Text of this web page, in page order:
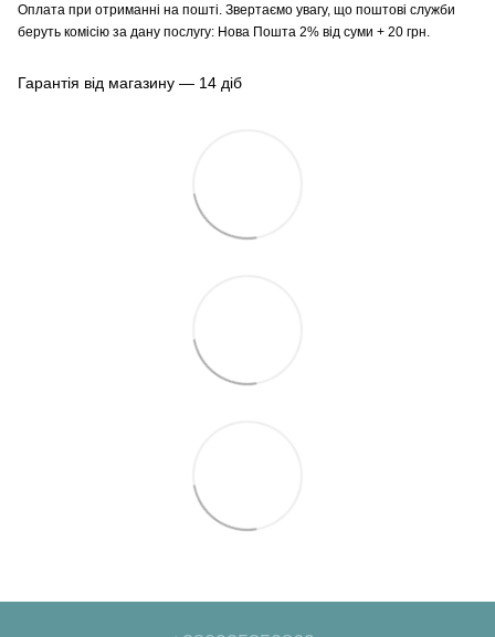
Оплата при отриманні на пошті. Звертаємо увагу, що поштові служби
беруть комісію за дану послугу: Нова Пошта 2% від суми + 20 грн.
Гарантія від магазину — 14 діб